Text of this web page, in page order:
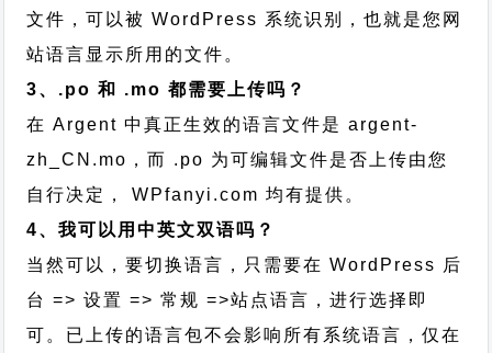
文件，可以被 WordPress 系统识别，也就是您网
站语言显示所用的文件。
3、.po 和 .mo 都需要上传吗？
在 Argent 中真正生效的语言文件是 argent-
zh_CN.mo，而 .po 为可编辑文件是否上传由您
自行决定， WPfanyi.com 均有提供。
4、我可以用中英文双语吗？
当然可以，要切换语言，只需要在 WordPress 后
台 => 设置 => 常规 =>站点语言，进行选择即
可。已上传的语言包不会影响所有系统语言，仅在